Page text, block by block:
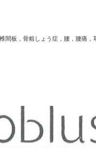
間板，骨粗しょう症，腰，腰痛，